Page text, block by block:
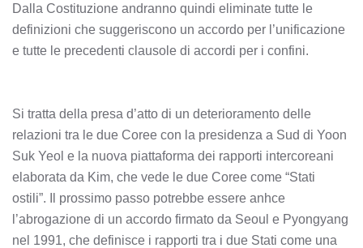
Dalla Costituzione andranno quindi eliminate tutte le
definizioni che suggeriscono un accordo per l’unificazione
e tutte le precedenti clausole di accordi per i confini.
Si tratta della presa d’atto di un deterioramento delle
relazioni tra le due Coree con la presidenza a Sud di Yoon
Suk Yeol e la nuova piattaforma dei rapporti intercoreani
elaborata da Kim, che vede le due Coree come “Stati
ostili”. Il prossimo passo potrebbe essere anhce
l’abrogazione di un accordo firmato da Seoul e Pyongyang
nel 1991, che definisce i rapporti tra i due Stati come una